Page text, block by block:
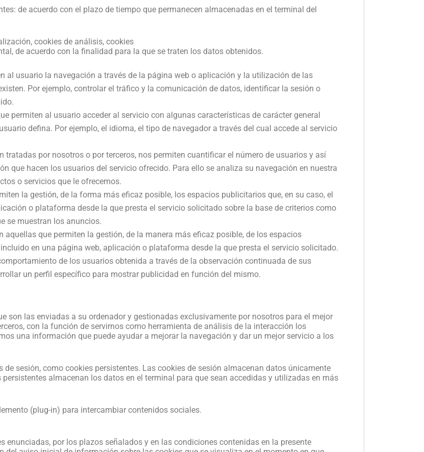
de acuerdo con el plazo de tiempo que permanecen almacenadas en el terminal del
cookies de análisis, cookies
de acuerdo con la finalidad para la que se traten los datos obtenidos.
al usuario la navegación a través de la página web o aplicación y la utilización de las
Por ejemplo, controlar el tráfico y la comunicación de datos, identificar la sesión o
permiten al usuario acceder al servicio con algunas características de carácter general
defina. Por ejemplo, el idioma, el tipo de navegador a través del cual accede al servicio
tratadas por nosotros o por terceros, nos permiten cuantificar el número de usuarios y así
que hacen los usuarios del servicio ofrecido. Para ello se analiza su navegación en nuestra
o servicios que le ofrecemos.
la gestión, de la forma más eficaz posible, los espacios publicitarios que, en su caso, el
o plataforma desde la que presta el servicio solicitado sobre la base de criterios como
se muestran los anuncios.
que permiten la gestión, de la manera más eficaz posible, de los espacios
en una página web, aplicación o plataforma desde la que presta el servicio solicitado.
de los usuarios obtenida a través de la observación continuada de sus
un perfil específico para mostrar publicidad en función del mismo.
son las enviadas a su ordenador y gestionadas exclusivamente por nosotros para el mejor
con la función de servirnos como herramienta de análisis de la interacción los
una información que puede ayudar a mejorar la navegación y dar un mejor servicio a los
sesión, como cookies persistentes. Las cookies de sesión almacenan datos únicamente
almacenan los datos en el terminal para que sean accedidas y utilizadas en más
(plug-in) para intercambiar contenidos sociales.
enunciadas, por los plazos señalados y en las condiciones contenidas en la presente